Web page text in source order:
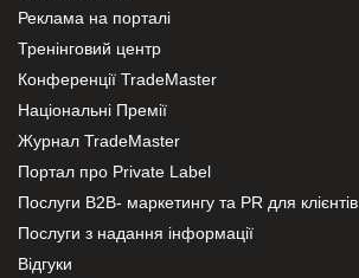
Реклама на порталі
Тренінговий центр
Конференції TradeMaster
Національні Премії
Журнал TradeMaster
Портал про Private Label
Послуги В2В- маркетингу та PR для клієнтів
Послуги з надання інформації
Відгуки